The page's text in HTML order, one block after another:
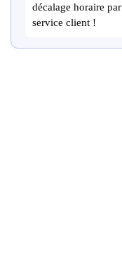
décalage horaire
service client !